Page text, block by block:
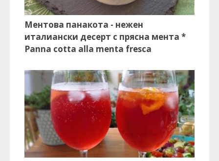
Ментова панакота - нежен
италиански десерт с прясна мента *
Panna cotta alla menta fresca